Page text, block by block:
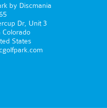
by Discmania
Dr, Unit 3
Colorado
States